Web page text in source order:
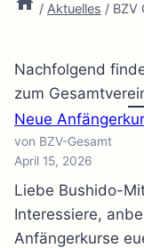
/ Aktuelles / BZV
Nachfolgend
zum
Neue
von BZV-Gesamt
April 15, 2026
Liebe Bushido-
Interessiere,
Anfängerkurse